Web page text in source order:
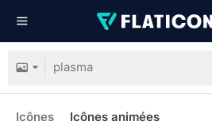
Icônes Icônes animées